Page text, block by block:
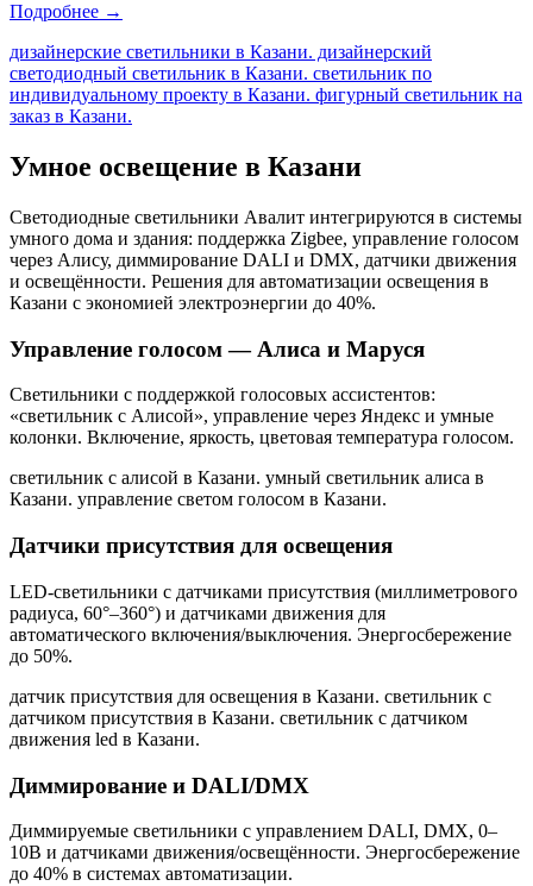
Подробнее →
дизайнерские светильники в Казани. дизайнерский
светодиодный светильник в Казани. светильник по
индивидуальному проекту в Казани. фигурный светильник на
заказ в Казани.
Умное освещение в Казани
Светодиодные светильники Авалит интегрируются в системы
умного дома и здания: поддержка Zigbee, управление голосом
через Алису, диммирование DALI и DMX, датчики движения
и освещённости. Решения для автоматизации освещения в
Казани с экономией электроэнергии до 40%.
Управление голосом — Алиса и Маруся
Светильники с поддержкой голосовых ассистентов:
«светильник с Алисой», управление через Яндекс и умные
колонки. Включение, яркость, цветовая температура голосом.
светильник с алисой в Казани. умный светильник алиса в
Казани. управление светом голосом в Казани.
Датчики присутствия для освещения
LED-светильники с датчиками присутствия (миллиметрового
радиуса, 60°–360°) и датчиками движения для
автоматического включения/выключения. Энергосбережение
до 50%.
датчик присутствия для освещения в Казани. светильник с
датчиком присутствия в Казани. светильник с датчиком
движения led в Казани.
Диммирование и DALI/DMX
Диммируемые светильники с управлением DALI, DMX, 0–
10В и датчиками движения/освещённости. Энергосбережение
до 40% в системах автоматизации.